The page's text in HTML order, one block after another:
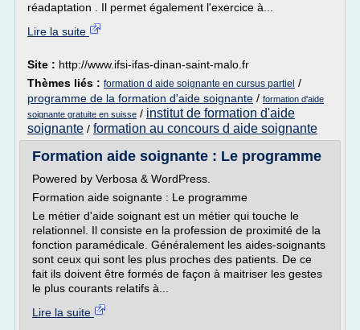
réadaptation . Il permet également l'exercice à...
Lire la suite
Site : http://www.ifsi-ifas-dinan-saint-malo.fr
Thèmes liés : formation d aide soignante en cursus partiel /
programme de la formation d'aide soignante / formation d'aide
soignante gratuite en suisse / institut de formation d'aide
soignante / formation au concours d aide soignante
Formation aide soignante : Le programme
Powered by Verbosa & WordPress.
Formation aide soignante : Le programme
Le métier d'aide soignant est un métier qui touche le
relationnel. Il consiste en la profession de proximité de la
fonction paramédicale. Généralement les aides-soignants
sont ceux qui sont les plus proches des patients. De ce
fait ils doivent être formés de façon à maitriser les gestes
le plus courants relatifs à...
Lire la suite